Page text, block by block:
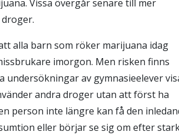
Vissa övergår senare till mer
alla barn som röker marijuana idag
imorgon. Men risken finns
undersökningar av gymnasieelever
andra droger utan att först ha
person inte längre kan få den
eller börjar se sig om efter